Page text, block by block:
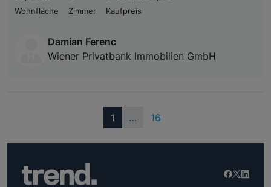
Wohnfläche
Zimmer Kaufpreis
Damian Ferenc
Wiener Privatbank Immobilien GmbH
1(current)
… 16